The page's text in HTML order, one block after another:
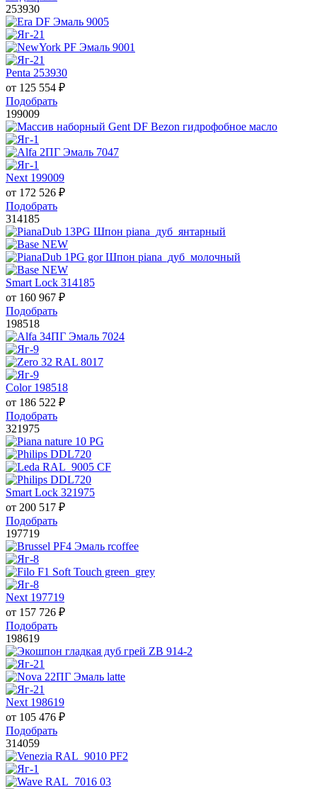
253930
Penta 253930
от 125 554 ₽
Подобрать
199009
Next 199009
от 172 526 ₽
Подобрать
314185
Smart Lock 314185
от 160 967 ₽
Подобрать
198518
Color 198518
от 186 522 ₽
Подобрать
321975
Smart Lock 321975
от 200 517 ₽
Подобрать
197719
Next 197719
от 157 726 ₽
Подобрать
198619
Next 198619
от 105 476 ₽
Подобрать
314059